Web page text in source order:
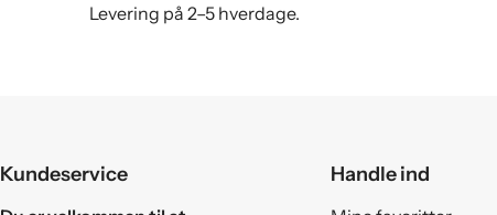
Levering på 2–5 hverdage.
Kundeservice Handle ind